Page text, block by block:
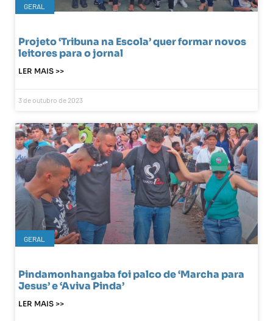
GERAL
Projeto ‘Tribuna na Escola’ quer formar novos
leitores para o jornal
LER MAIS >>
3 de outubro de 2023
GERAL
Pindamonhangaba foi palco de ‘Marcha para
Jesus’ e ‘Aviva Pinda’
LER MAIS >>